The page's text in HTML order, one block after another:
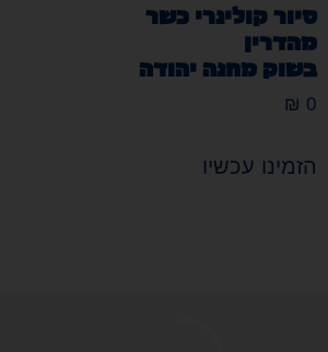
סיור קולינרי כשר
מהדרין
בשוק מחנה יהודה
₪ 0
הזמינו עכשיו